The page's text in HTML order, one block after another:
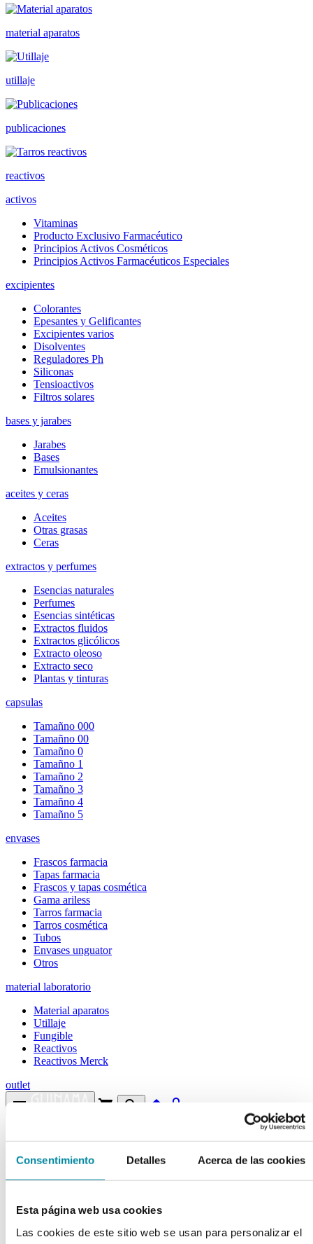
Consentimiento Detalles Acerca de las cookies
Esta página web usa cookies
Las cookies de este sitio web se usan para personalizar el
material aparatos
utillaje
publicaciones
reactivos
activos
Vitaminas
Producto Exclusivo Farmacéutico
Principios Activos Cosméticos
Principios Activos Farmacéuticos Especiales
excipientes
Colorantes
Epesantes y Gelificantes
Excipientes varios
Disolventes
Reguladores Ph
Siliconas
Tensioactivos
Filtros solares
bases y jarabes
Jarabes
Bases
Emulsionantes
aceites y ceras
Aceites
Otras grasas
Ceras
extractos y perfumes
Esencias naturales
Perfumes
Esencias sintéticas
Extractos fluidos
Extractos glicólicos
Extracto oleoso
Extracto seco
Plantas y tinturas
capsulas
Tamañno 000
Tamañno 00
Tamañno 0
Tamañno 1
Tamañno 2
Tamañno 3
Tamañno 4
Tamañno 5
envases
Frascos farmacia
Tapas farmacia
Frascos y tapas cosmética
Gama ariless
Tarros farmacia
Tarros cosmética
Tubos
Envases unguator
Otros
material laboratorio
Material aparatos
Utillaje
Fungible
Reactivos
Reactivos Merck
outlet
menu shopping_cart search home lock
Actualmente se encuentra en:
arrow_back Ficha de producto